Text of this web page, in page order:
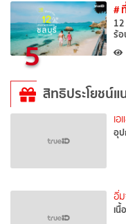
5
#
ร้อ
สิทธิประโยชน์แ
เ
อุ
อิ่
เ